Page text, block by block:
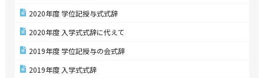
2020年度 学位記授与式式辞
2020年度 入学式式辞に代えて
2019年度 学位記授与の会式辞
2019年度 入学式式辞